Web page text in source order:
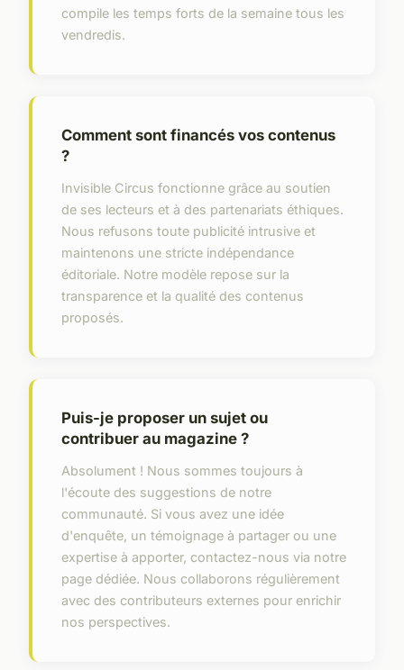
compile les temps forts de la semaine tous les
vendredis.
Comment sont financés vos contenus
?
Invisible Circus fonctionne grâce au soutien
de ses lecteurs et à des partenariats éthiques.
Nous refusons toute publicité intrusive et
maintenons une stricte indépendance
éditoriale. Notre modèle repose sur la
transparence et la qualité des contenus
proposés.
Puis-je proposer un sujet ou
contribuer au magazine ?
Absolument ! Nous sommes toujours à
l'écoute des suggestions de notre
communauté. Si vous avez une idée
d'enquête, un témoignage à partager ou une
expertise à apporter, contactez-nous via notre
page dédiée. Nous collaborons régulièrement
avec des contributeurs externes pour enrichir
nos perspectives.